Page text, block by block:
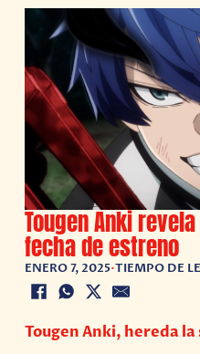
Tougen Anki
fecha de estreno
ENERO 7, 2025•TIEMPO DE
Tougen Anki, hereda